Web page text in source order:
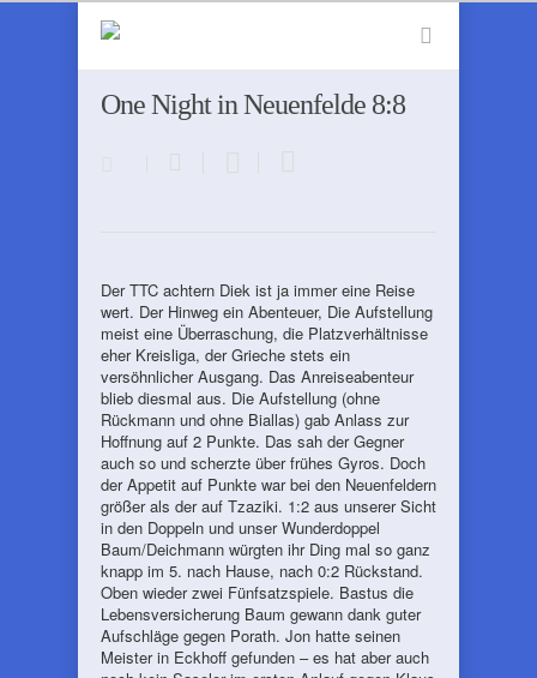
One Night in Neuenfelde 8:8
Der TTC achtern Diek ist ja immer eine Reise
wert. Der Hinweg ein Abenteuer, Die Aufstellung
meist eine Überraschung, die Platzverhältnisse
eher Kreisliga, der Grieche stets ein
versöhnlicher Ausgang. Das Anreiseabenteur
blieb diesmal aus. Die Aufstellung (ohne
Rückmann und ohne Biallas) gab Anlass zur
Hoffnung auf 2 Punkte. Das sah der Gegner
auch so und scherzte über frühes Gyros. Doch
der Appetit auf Punkte war bei den Neuenfeldern
größer als der auf Tzaziki. 1:2 aus unserer Sicht
in den Doppeln und unser Wunderdoppel
Baum/Deichmann würgten ihr Ding mal so ganz
knapp im 5. nach Hause, nach 0:2 Rückstand.
Oben wieder zwei Fünfsatzspiele. Bastus die
Lebensversicherung Baum gewann dank guter
Aufschläge gegen Porath. Jon hatte seinen
Meister in Eckhoff gefunden – es hat aber auch